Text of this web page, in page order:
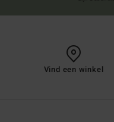
Vind een winkel